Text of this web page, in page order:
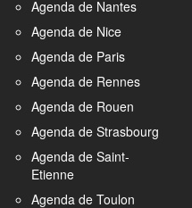
Agenda de Nantes
Agenda de Nice
Agenda de Paris
Agenda de Rennes
Agenda de Rouen
Agenda de Strasbourg
Agenda de Saint-
Etienne
Agenda de Toulon